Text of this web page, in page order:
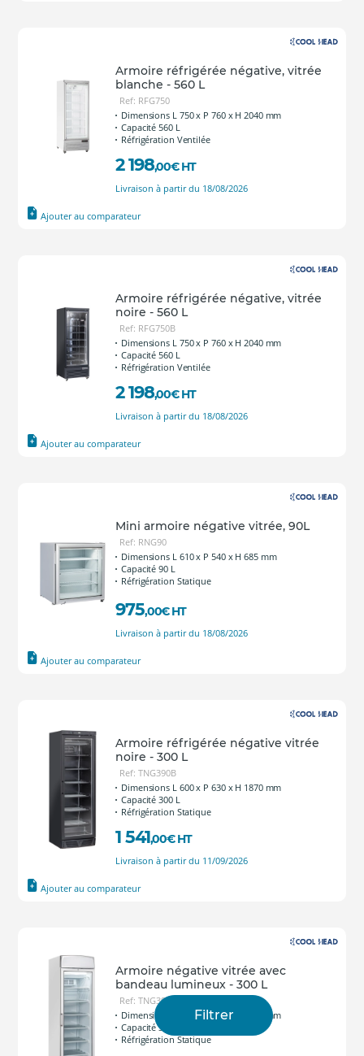
Filtrer
Armoire réfrigérée négative, vitrée
blanche - 560 L
Ref: RFG750
Dimensions L 750 x P 760 x H 2040 mm
Capacité 560 L
Réfrigération Ventilée
2 198,00€ HT
Livraison à partir du 18/08/2026
Ajouter au comparateur
Armoire réfrigérée négative, vitrée
noire - 560 L
Ref: RFG750B
Dimensions L 750 x P 760 x H 2040 mm
Capacité 560 L
Réfrigération Ventilée
2 198,00€ HT
Livraison à partir du 18/08/2026
Ajouter au comparateur
Mini armoire négative vitrée, 90L
Ref: RNG90
Dimensions L 610 x P 540 x H 685 mm
Capacité 90 L
Réfrigération Statique
975,00€ HT
Livraison à partir du 18/08/2026
Ajouter au comparateur
Armoire réfrigérée négative vitrée
noire - 300 L
Ref: TNG390B
Dimensions L 600 x P 630 x H 1870 mm
Capacité 300 L
Réfrigération Statique
1 541,00€ HT
Livraison à partir du 11/09/2026
Ajouter au comparateur
Armoire négative vitrée avec
bandeau lumineux - 300 L
Ref: TNG390C
Dimensions L 600 x P 640 x H 2005 mm
Capacité 300 L
Réfrigération Statique